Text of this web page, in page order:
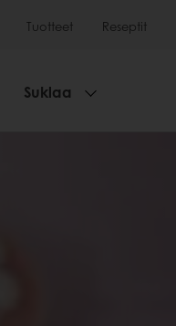
Tuotteet Reseptit
Suklaa